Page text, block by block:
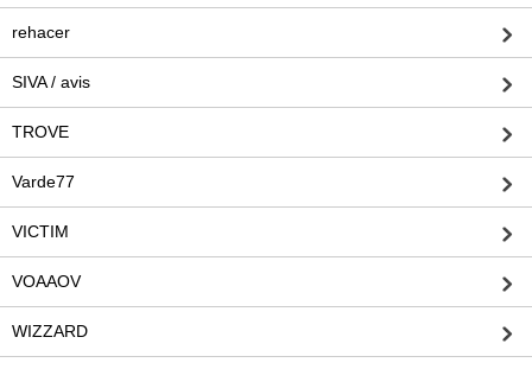
rehacer
SIVA / avis
TROVE
Varde77
VICTIM
VOAAOV
WIZZARD